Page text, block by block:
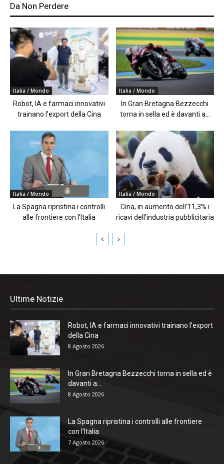
Da Non Perdere
Italia / Mondo
Robot, IA e farmaci innovativi
trainano l’export della Cina
Italia / Mondo
In Gran Bretagna Bezzecchi
torna in sella ed è davanti a...
Italia / Mondo
La Spagna ripristina i controlli
alle frontiere con l’Italia
Italia / Mondo
Cina, in aumento dell’11,3% i
ricavi dell’industria pubblicitaria
Ultime Notizie
Robot, IA e farmaci innovativi trainano l’export
della Cina
8 Agosto 2026
In Gran Bretagna Bezzecchi torna in sella ed è
davanti a...
8 Agosto 2026
La Spagna ripristina i controlli alle frontiere
con l’Italia
7 Agosto 2026